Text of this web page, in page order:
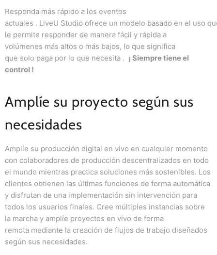
Responda más rápido a los eventos
actuales . LiveU Studio ofrece un modelo basado en el uso
le permite responder de manera fácil y rápida a
volúmenes más altos o más bajos, lo que significa
que solo paga por lo que necesita . ¡ Siempre tiene el
control !
Amplíe su proyecto según sus
necesidades
Amplíe su producción digital en vivo en cualquier momento
con colaboradores de producción descentralizados en todo
el mundo mientras practica soluciones más sostenibles. Los
clientes obtienen las últimas funciones de forma automática
y disfrutan de una implementación sin intervención para
todos los usuarios finales. Cree múltiples instancias sobre
la marcha y amplíe proyectos en vivo de forma
remota mediante la creación de flujos de trabajo diseñados
según sus necesidades.